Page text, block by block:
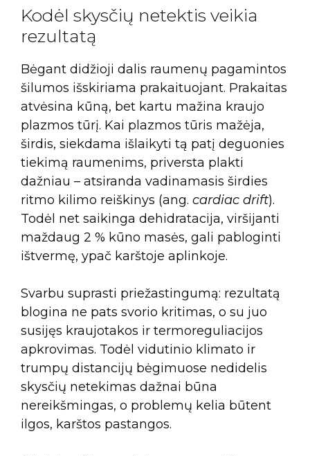
Kodėl skysčių netektis veikia
rezultatą
Bėgant didžioji dalis raumenų pagamintos
šilumos išskiriama prakaituojant. Prakaitas
atvėsina kūną, bet kartu mažina kraujo
plazmos tūrį. Kai plazmos tūris mažėja,
širdis, siekdama išlaikyti tą patį deguonies
tiekimą raumenims, priversta plakti
dažniau – atsiranda vadinamasis širdies
ritmo kilimo reiškinys (ang. cardiac drift).
Todėl net saikinga dehidratacija, viršijanti
maždaug 2 % kūno masės, gali pabloginti
ištvermę, ypač karštoje aplinkoje.
Svarbu suprasti priežastingumą: rezultatą
blogina ne pats svorio kritimas, o su juo
susijęs kraujotakos ir termoreguliacijos
apkrovimas. Todėl vidutinio klimato ir
trumpų distancijų bėgimuose nedidelis
skysčių netekimas dažnai būna
nereikšmingas, o problemų kelia būtent
ilgos, karštos pastangos.